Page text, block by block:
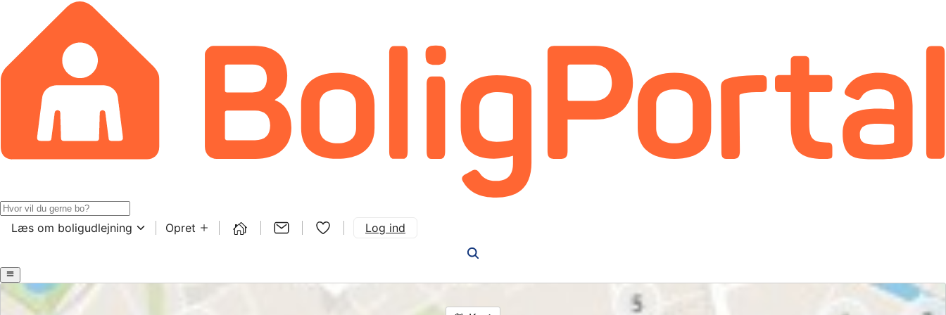
Læs om boligudlejning Opret Log ind